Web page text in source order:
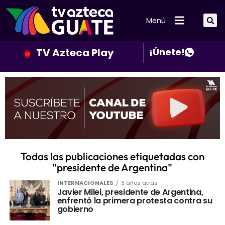
Menú
TV Azteca Play ¡Únete!
Todas las publicaciones etiquetadas con
"presidente de Argentina"
INTERNACIONALES 3 años atrás
Javier Milei, presidente de Argentina,
enfrentó la primera protesta contra su
gobierno